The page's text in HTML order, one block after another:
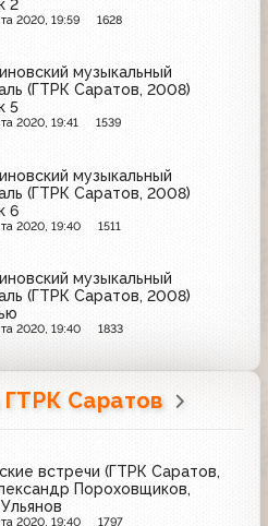
2
2020, 19:59 1628
музыкальный
(ГТРК Саратов, 2008)
5
2020, 19:41 1539
музыкальный
(ГТРК Саратов, 2008)
6
2020, 19:40 1511
музыкальный
(ГТРК Саратов, 2008)
2020, 19:40 1833
ГТРК Саратов
встречи (ГТРК Саратов,
Пороховщиков,
2020, 19:40 1797